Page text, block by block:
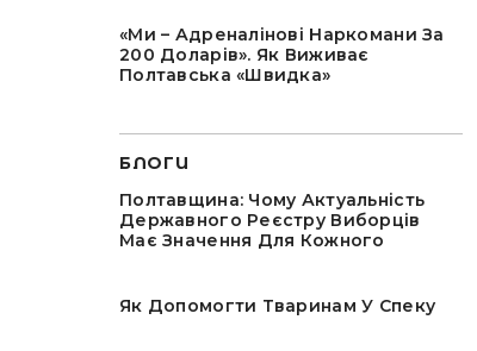
«Ми – Адреналінові Наркомани За
200 Доларів». Як Виживає
Полтавська «швидка»
БЛОГИ
Полтавщина: Чому Актуальність
Державного Реєстру Виборців
Має Значення Для Кожного
Як Допомогти Тваринам У Спеку